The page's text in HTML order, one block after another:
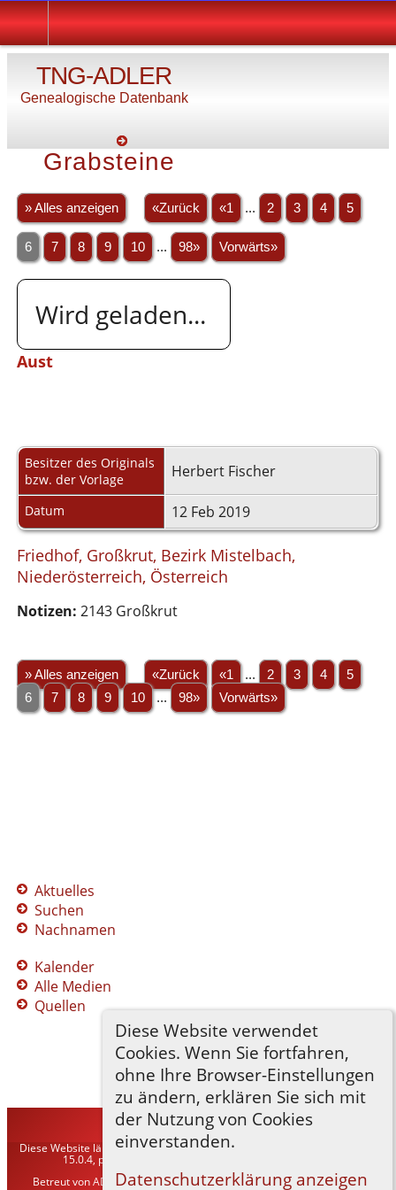
TNG-ADLER
Genealogische Datenbank
Diese Website verwendet
Cookies. Wenn Sie fortfahren,
ohne Ihre Browser-Einstellungen
zu ändern, erklären Sie sich mit
der Nutzung von Cookies
einverstanden.
Datenschutzerklärung anzeigen
Grabsteine
» Alles anzeigen «Zurück «1 ... 2 3 4 5
6 7 8 9 10 ... 98» Vorwärts»
Wird geladen...
Aust
Besitzer des Originals
bzw. der Vorlage
Herbert Fischer
Datum 12 Feb 2019
Friedhof, Großkrut, Bezirk Mistelbach,
Niederösterreich, Österreich
Notizen: 2143 Großkrut
» Alles anzeigen «Zurück «1 ... 2 3 4
5
6
7 8 9 10 ... 98» Vorwärts»
Aktuelles
Suchen
Nachnamen
Kalender
Alle Medien
Quellen
TNG-ADLER©
Diese Website läuft mit The Next Generation of Genealogy Sitebuilding
15.0.4, programmiert von Darrin Lythgoe © 2001-2026.
Betreut vonADLER Heraldisch-Genealogische Gesellschaft, Wien. |